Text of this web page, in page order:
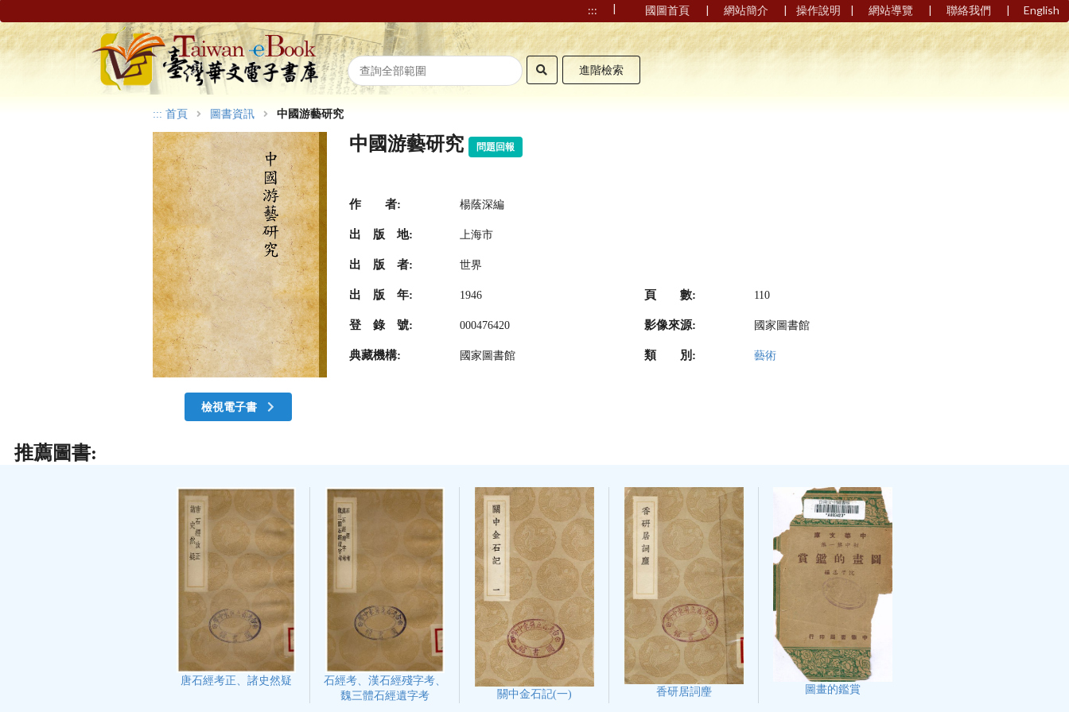
::: | 國圖首頁 | 網站簡介 | 操作說明 | 網站導覽 | 聯絡我們 | English
進階檢索
::: 首頁 圖書資訊 中國游藝研究
檢視電子書
中國游藝研究 問題回報
作 者: 楊蔭深編
出 版 地: 上海市
出 版 者: 世界
出 版 年: 1946 頁 數: 110
登 錄 號: 000476420 影像來源: 國家圖書館
典藏機構: 國家圖書館 類 別: 藝術
推薦圖書:
唐石經考正、諸史然疑
石經考、漢石經殘字考、
魏三體石經遺字考
關中金石記(一) 香研居詞麈 圖畫的鑑賞